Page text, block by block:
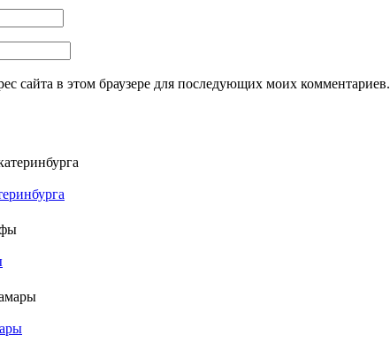
сайта в этом браузере для последующих моих комментариев.